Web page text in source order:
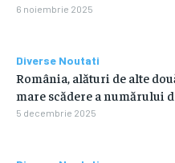
6 noiembrie 2025
Diverse Noutati
România, alături de alte
mare scădere a numărului
5 decembrie 2025